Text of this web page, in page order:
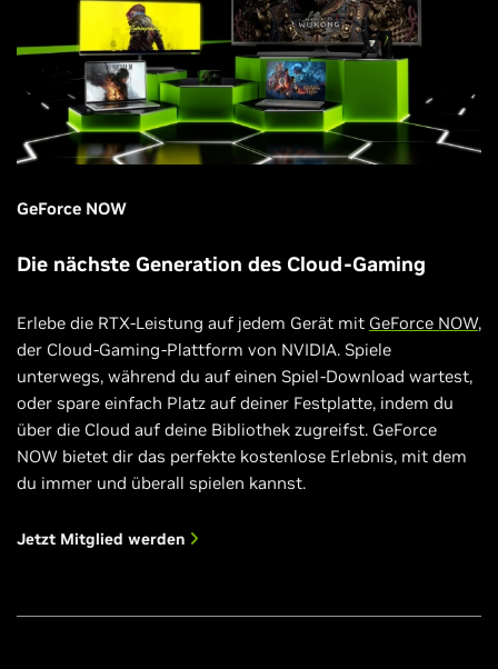
GeForce NOW
Die nächste Generation des Cloud-Gaming
Erlebe die RTX-Leistung auf jedem Gerät mit GeForce NOW,
der Cloud-Gaming-Plattform von NVIDIA. Spiele
unterwegs, während du auf einen Spiel-Download wartest,
oder spare einfach Platz auf deiner Festplatte, indem du
über die Cloud auf deine Bibliothek zugreifst. GeForce
NOW bietet dir das perfekte kostenlose Erlebnis, mit dem
du immer und überall spielen kannst.
Jetzt Mitglied werden